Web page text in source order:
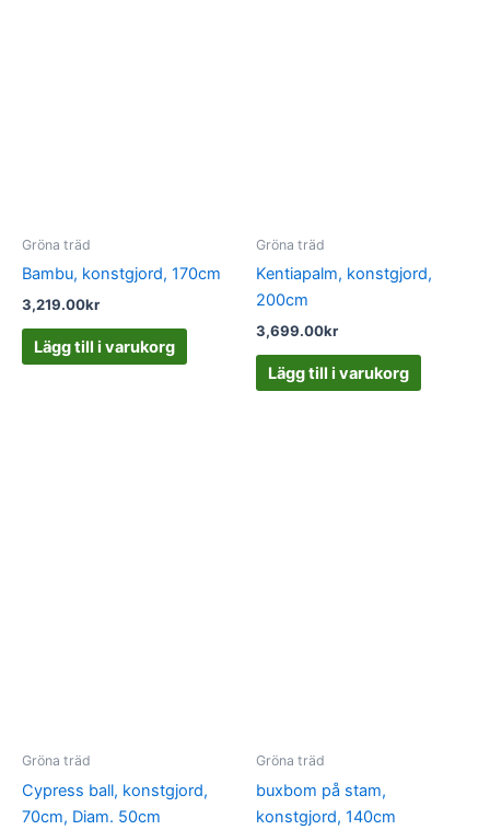
Gröna träd
Bambu, konstgjord, 170cm
3,219.00kr
Lägg till i varukorg
Gröna träd
Kentiapalm, konstgjord,
200cm
3,699.00kr
Lägg till i varukorg
Gröna träd
Cypress ball, konstgjord,
70cm, Diam. 50cm
Gröna träd
buxbom på stam,
konstgjord, 140cm